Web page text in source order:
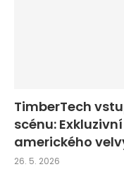
TimberTech
scénu:
amerického
26. 5. 2026